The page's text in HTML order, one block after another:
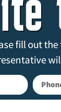
fill out